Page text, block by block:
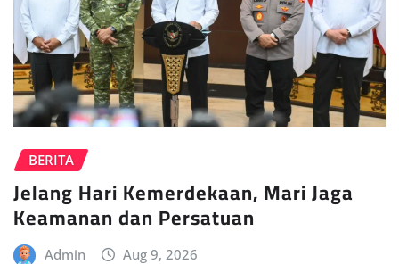
BERITA
Jelang Hari Kemerdekaan, Mari Jaga
Keamanan dan Persatuan
Admin Aug 9, 2026